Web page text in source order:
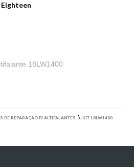
Eighteen
18LW1400
DE REPARAÇÃO P/ ALTIFALANTES \ KIT 18LW1400